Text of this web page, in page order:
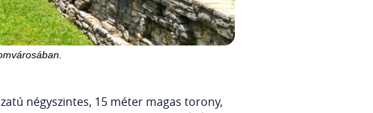
négyszintes, 15 méter magas torony,